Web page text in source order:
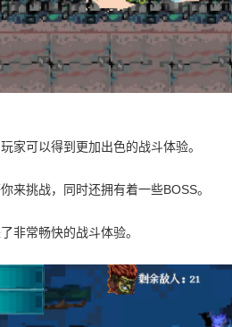
家可以得到更加出色的战斗体验。
来挑战，同时还拥有着一些BOSS。
非常畅快的战斗体验。